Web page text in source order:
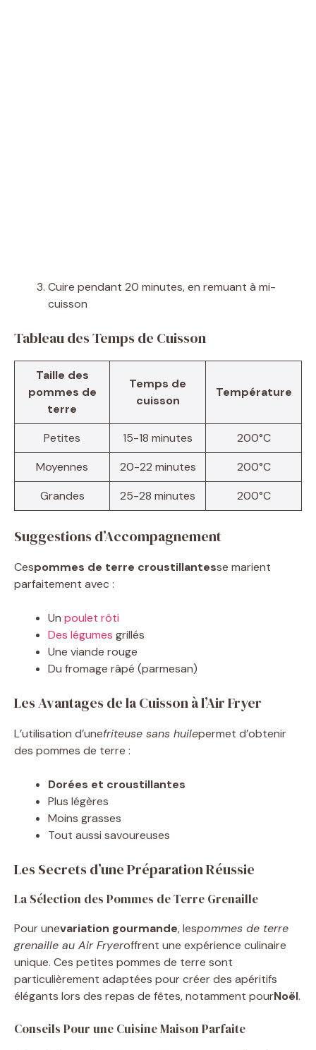
Cuire pendant 20 minutes, en remuant à mi-
cuisson
Tableau des Temps de Cuisson
Taille des
pommes de
terre
Temps de
cuisson
Température
Petites 15-18 minutes
200°C
Moyennes
20-22 minutes
200°C
Grandes
25-28 minutes 200°C
Suggestions d’Accompagnement
Cespommes de terre croustillantesse marient
parfaitement avec :
Un poulet rôti
Des légumes grillés
Une viande rouge
Du fromage râpé (parmesan)
Les Avantages de la Cuisson à l’Air Fryer
L’utilisation d’unefriteuse sans huilepermet d’obtenir
des pommes de terre :
Dorées et croustillantes
Plus légères
Moins grasses
Tout aussi savoureuses
Les Secrets d’une Préparation Réussie
La Sélection des Pommes de Terre Grenaille
Pour unevariation gourmande, lespommes de terre
grenaille au Air Fryeroffrent une expérience culinaire
unique. Ces petites pommes de terre sont
particulièrement adaptées pour créer des apéritifs
élégants lors des repas de fêtes, notamment pourNoël.
Conseils Pour une Cuisine Maison Parfaite